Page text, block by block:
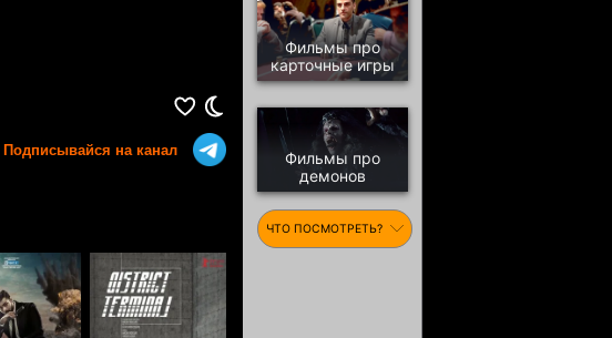
Подписывайся на канал
Фильмы про
карточные игры
Фильмы про
демонов
ЧТО ПОСМОТРЕТЬ?